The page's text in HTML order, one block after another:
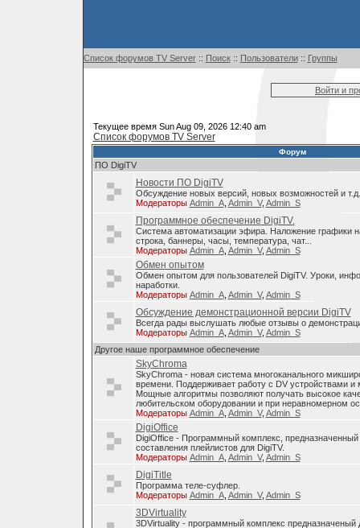
Список форумов TV Server:: Поиск:: Пользователи:: Группы
Войти и
Текущее время Sun Aug 09, 2026 12:40 am
Список форумов TV Server
Форум
ПО DigiTV
Новости ПО DigiTV
Обсуждение новых версий, новых возможностей и т.д.
Модераторы Admin_A, Admin_V, Admin_S
Программное обеспечение DigiTV.
Система автоматизации эфира. Наложение графики
строка, баннеры, часы, температура, чат...
Модераторы Admin_A, Admin_V, Admin_S
Обмен опытом
Обмен опытом для пользователей DigiTV. Уроки,
наработки.
Модераторы Admin_A, Admin_V, Admin_S
Обсуждение демонстрационной версии DigiTV
Всегда рады выслушать любые отзывы о
Модераторы Admin_A, Admin_V, Admin_S
Другое наше программное обеспечение
SkyChroma
SkyChroma - новая система многоканального
времени. Поддерживает работу с DV устройствами
Мощные алгоритмы позволяют получать высокое
любительском оборудовании и при неравномерном
Модераторы Admin_A, Admin_V, Admin_S
DigiOffice
DigiOffice - Программный комплекс, предназначенный
составления плейлистов для DigiTV.
Модераторы Admin_A, Admin_V, Admin_S
DigiTitle
Программа теле-суфлер.
Модераторы Admin_A, Admin_V, Admin_S
3DVirtuality
3DVirtuality - программный комплекс предназначеный